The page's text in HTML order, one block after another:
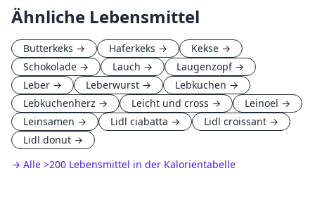
Ähnliche Lebensmittel
Butterkeks → Haferkeks → Kekse →
Schokolade → Lauch → Laugenzopf→
Leber → Leberwurst → Lebkuchen →
Lebkuchenherz → Leicht und cross → Leinoel →
Leinsamen → Lidl ciabatta → Lidl croissant →
Lidl donut →
→ Alle >200 Lebensmittel in der Kalorientabelle